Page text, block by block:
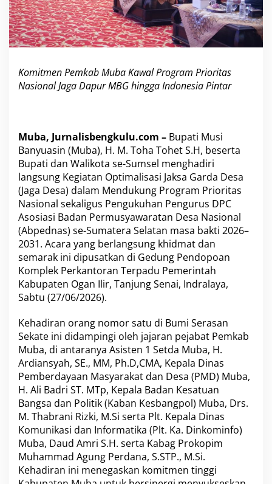
J
a
g
a
s
a
P
e
n
g
u
u
h
a
n
A
B
P
E
D
S
S
u
m
s
e
l
D
i
g
l
a
r
Komitmen Pemkab Muba Kawal Program Prioritas
Nasional Jaga Dapur MBG hingga Indonesia Pintar
Muba, Jurnalisbengkulu.com – Bupati Musi
Banyuasin (Muba), H. M. Toha Tohet S.H, beserta
Bupati dan Walikota se-Sumsel menghadiri
langsung Kegiatan Optimalisasi Jaksa Garda Desa
(Jaga Desa) dalam Mendukung Program Prioritas
Nasional sekaligus Pengukuhan Pengurus DPC
Asosiasi Badan Permusyawaratan Desa Nasional
(Abpednas) se-Sumatera Selatan masa bakti 2026–
2031. Acara yang berlangsung khidmat dan
semarak ini dipusatkan di Gedung Pendopoan
Komplek Perkantoran Terpadu Pemerintah
Kabupaten Ogan Ilir, Tanjung Senai, Indralaya,
Sabtu (27/06/2026).
Kehadiran orang nomor satu di Bumi Serasan
Sekate ini didampingi oleh jajaran pejabat Pemkab
Muba, di antaranya Asisten 1 Setda Muba, H.
Ardiansyah, SE., MM, Ph.D,CMA, Kepala Dinas
Pemberdayaan Masyarakat dan Desa (PMD) Muba,
H. Ali Badri ST. MTp, Kepala Badan Kesatuan
Bangsa dan Politik (Kaban Kesbangpol) Muba, Drs.
M. Thabrani Rizki, M.Si serta Plt. Kepala Dinas
Komunikasi dan Informatika (Plt. Ka. Dinkominfo)
Muba, Daud Amri S.H. serta Kabag Prokopim
Muhammad Agung Perdana, S.STP., M.Si.
Kehadiran ini menegaskan komitmen tinggi